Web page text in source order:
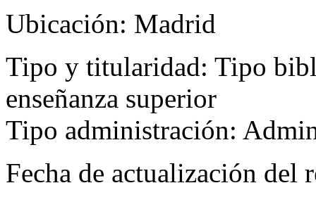
Ubicación: Madrid
Tipo y titularidad: Tipo
enseñanza superior
Tipo administración:
Fecha de actualización del